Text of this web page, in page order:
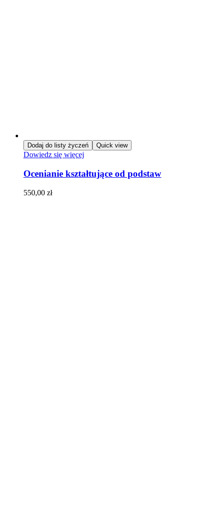
Dodaj do listy życzeń Quick view
Dowiedz się więcej
Ocenianie kształtujące od podstaw
550,00 zł